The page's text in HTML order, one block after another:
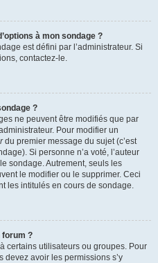
à mon sondage ?
est défini par l’administrateur. Si
contactez-le.
?
ne peuvent être modifiés que par
Pour modifier un
du premier message du sujet (c’est
Si personne n’a voté, l’auteur
sondage. Autrement, seuls les
le modifier ou le supprimer. Ceci
les intitulés en cours de sondage.
forum ?
certains utilisateurs ou groupes. Pour
devez avoir les permissions s’y